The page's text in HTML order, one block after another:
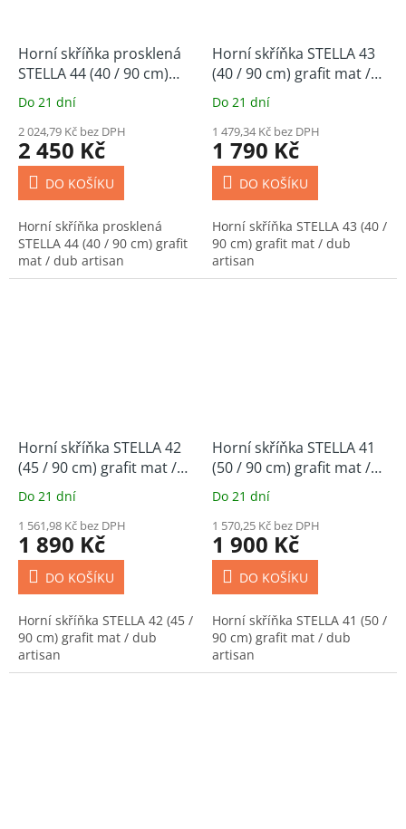
Horní skříňka prosklená
STELLA 44 (40 / 90 cm)
grafit mat / dub artisan
Do 21 dní
2 024,79 Kč bez DPH
2 450 Kč
DO KOŠÍKU
Horní skříňka prosklená
STELLA 44 (40 / 90 cm) grafit
mat / dub artisan
Horní skříňka STELLA 43
(40 / 90 cm) grafit mat /
dub artisan
Do 21 dní
1 479,34 Kč bez DPH
1 790 Kč
DO KOŠÍKU
Horní skříňka STELLA 43 (40 /
90 cm) grafit mat / dub
artisan
Horní skříňka STELLA 42
(45 / 90 cm) grafit mat /
dub artisan
Do 21 dní
1 561,98 Kč bez DPH
1 890 Kč
DO KOŠÍKU
Horní skříňka STELLA 42 (45 /
90 cm) grafit mat / dub
artisan
Horní skříňka STELLA 41
(50 / 90 cm) grafit mat /
dub artisan
Do 21 dní
1 570,25 Kč bez DPH
1 900 Kč
DO KOŠÍKU
Horní skříňka STELLA 41 (50 /
90 cm) grafit mat / dub
artisan